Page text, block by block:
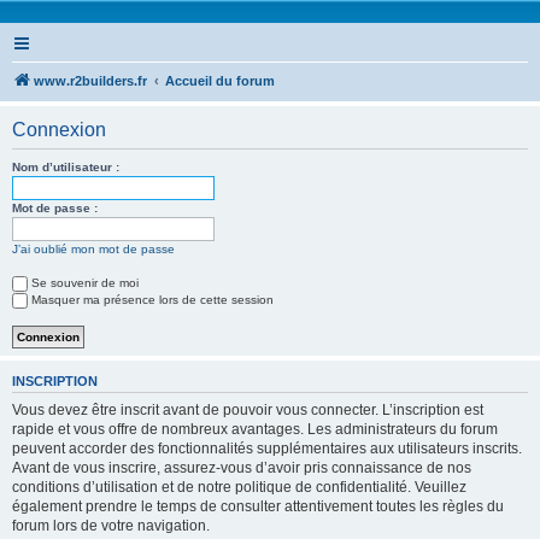
www.r2builders.fr Accueil du forum
Connexion
Nom d’utilisateur :
Mot de passe :
J’ai oublié mon mot de passe
Se souvenir de moi
Masquer ma présence lors de cette session
INSCRIPTION
Vous devez être inscrit avant de pouvoir vous connecter. L’inscription est
rapide et vous offre de nombreux avantages. Les administrateurs du forum
peuvent accorder des fonctionnalités supplémentaires aux utilisateurs inscrits.
Avant de vous inscrire, assurez-vous d’avoir pris connaissance de nos
conditions d’utilisation et de notre politique de confidentialité. Veuillez
également prendre le temps de consulter attentivement toutes les règles du
forum lors de votre navigation.